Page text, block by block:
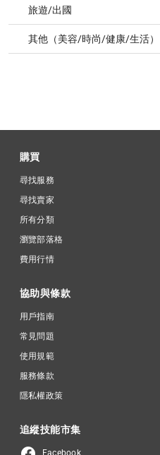
旅遊/出國
其他（美容/時尚/健康/生活）
購買
尋找服務
尋找賣家
所有分類
瀏覽部落格
費用行情
協助與條款
用戶指南
常見問題
使用規範
服務條款
隱私權政策
追縱技能市集
Facebook